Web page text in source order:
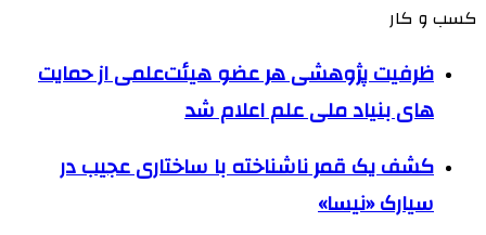
کسب و کار
ظرفیت پژوهشی هر عضو هیئت‌علمی از حمایت
های بنیاد ملی علم اعلام شد
کشف یک قمر ناشناخته با ساختاری عجیب در
سیارک «نیسا»